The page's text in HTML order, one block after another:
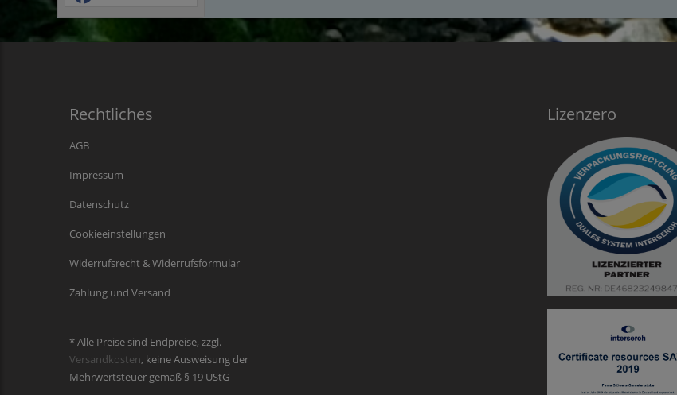
Rechtliches
AGB
Impressum
Datenschutz
Cookieeinstellungen
Widerrufsrecht & Widerrufsformular
Zahlung und Versand
* Alle Preise sind Endpreise, zzgl.
Versandkosten, keine Ausweisung der
Mehrwertsteuer gemäß § 19 UStG
Lizenzero